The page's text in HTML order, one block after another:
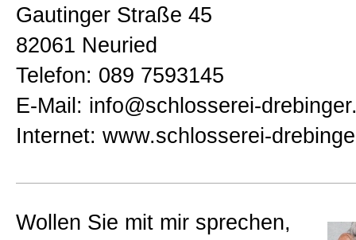
Gautinger Straße 45
82061 Neuried
Telefon: 089 7593145
E-Mail: info@schlosserei-
Internet: www.schlosserei-
Wollen Sie mit mir sprechen,